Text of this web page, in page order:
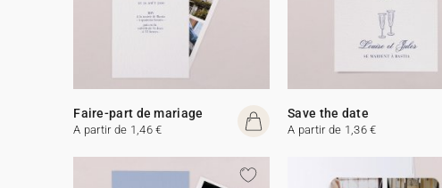
Faire-part de mariage
A partir de 1,46 €
Save the date
A partir de 1,36 €